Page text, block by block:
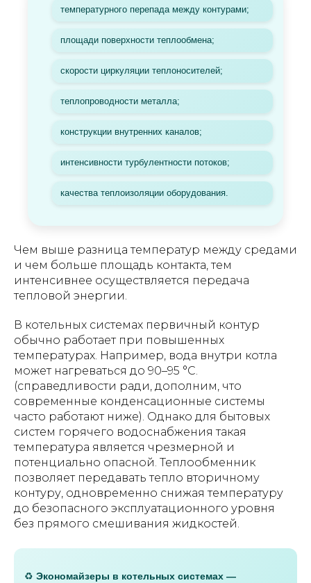
температурного перепада между контурами;
площади поверхности теплообмена;
скорости циркуляции теплоносителей;
теплопроводности металла;
конструкции внутренних каналов;
интенсивности турбулентности потоков;
качества теплоизоляции оборудования.
Чем выше разница температур между средами
и чем больше площадь контакта, тем
интенсивнее осуществляется передача
тепловой энергии.
В котельных системах первичный контур
обычно работает при повышенных
температурах. Например, вода внутри котла
может нагреваться до 90–95 °C.
(справедливости ради, дополним, что
современные конденсационные системы
часто работают ниже). Однако для бытовых
систем горячего водоснабжения такая
температура является чрезмерной и
потенциально опасной. Теплообменник
позволяет передавать тепло вторичному
контуру, одновременно снижая температуру
до безопасного эксплуатационного уровня
без прямого смешивания жидкостей.
♻️ Экономайзеры в котельных системах —